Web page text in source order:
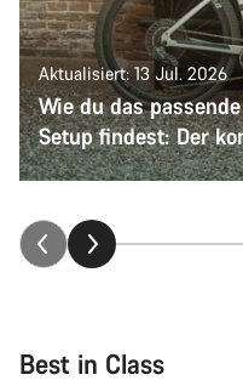
Aktualisiert: 13 Jul. 2026
Wie du das
Setup findest: Der
Best in Class